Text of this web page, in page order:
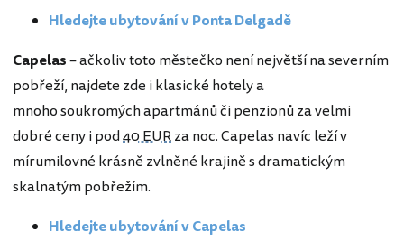
Hledejte ubytování v Ponta Delgadě
Capelas– ačkoliv toto městečko není největší na severním
pobřeží, najdete zde i klasické hotely a
mnoho soukromých apartmánů či penzionů za velmi
dobré ceny i pod40 EURza noc. Capelas navíc leží v
mírumilovné krásně zvlněné krajině s dramatickým
skalnatým pobřežím.
Hledejte ubytování v Capelas